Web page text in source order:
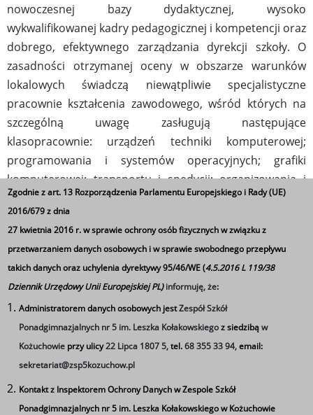
nowoczesnej bazy dydaktycznej, wysoko
wykwalifikowanej kadry pedagogicznej i kompetencji oraz
dobrego, efektywnego zarządzania dyrekcji szkoły. O
zasadności otrzymanej oceny w obszarze warunków
lokalowych świadczą niewątpliwie specjalistyczne
pracownie kształcenia zawodowego, wśród których na
szczególną uwagę zasługują następujące
klasopracownie: urządzeń techniki komputerowej;
programowania i systemów operacyjnych; grafiki
komputerowej; transportu i spedycji; organizowania i
monitorowania procesów transportowych;
przedsiębiorczości; ekonomiczno – informatyczna oraz
laboratorium języka angielskiego i języka niemieckiego.
W trosce o wzrost komfortu pracy uczniów i nauczycieli
w 3 pracowniach komputerowych zainstalowane zostały
klimatyzatory.
Zgodnie z art. 13 Rozporządzenia Parlamentu Europejskiego i Rady (UE)
2016/679 z dnia
27 kwietnia 2016 r. w sprawie ochrony osób fizycznych w związku z
przetwarzaniem danych osobowych i w sprawie swobodnego przepływu
takich danych oraz uchylenia dyrektywy 95/46/WE (4.5.2016 L 119/38
Dziennik Urzędowy Unii Europejskiej PL)informuję, że:
Administratorem danych osobowych jestZespół Szkół
Ponadgimnazjalnych nr 5 im. Leszka Kołakowskiegoz siedzibąw
Kożuchowie przy ulicy22 Lipca 1807 5,tel.68 355 33 94,email:
sekretariat@zsp5kozuchow.pl
Kontakt z Inspektorem Ochrony Danych w Zespole Szkół
Ponadgimnazjalnych nr 5 im. Leszka Kołakowskiego w Kożuchowie